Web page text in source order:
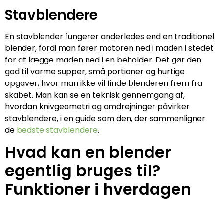
Stavblendere
En stavblender fungerer anderledes end en traditionel
blender, fordi man fører motoren ned i maden i stedet
for at lægge maden ned i en beholder. Det gør den
god til varme supper, små portioner og hurtige
opgaver, hvor man ikke vil finde blenderen frem fra
skabet. Man kan se en teknisk gennemgang af,
hvordan knivgeometri og omdrejninger påvirker
stavblendere, i en guide som den, der sammenligner
de bedste stavblendere.
Hvad kan en blender
egentlig bruges til?
Funktioner i hverdagen